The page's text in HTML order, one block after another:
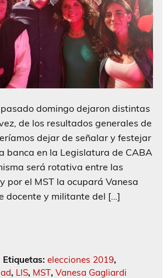
domingo dejaron distintas
de los resultados generales de
dejar de señalar y festejar
banca en la Legislatura de CABA
será rotativa entre las
por el MST la ocupará Vanesa
docente y militante del […]
Etiquetas: elecciones 2019,
, LIS, MST, Vanesa Gagliardi